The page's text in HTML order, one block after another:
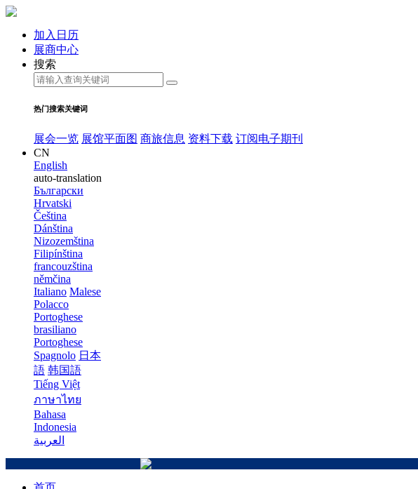
加入日历
展商中心
搜索
热门搜索关键词
展会一览 展馆平面图 商旅信息 资料下载 订阅电子期刊
CN
English
auto-translation
Български
Hrvatski
Čeština
Dánština
Nizozemština
Filipínština
francouzština
němčina
Italiano Malese
Polacco
Portoghese
brasiliano
Portoghese
Spagnolo 日本
語 韩国語
Tiếng Việt
ภาษาไทย
Bahasa
Indonesia
العربية